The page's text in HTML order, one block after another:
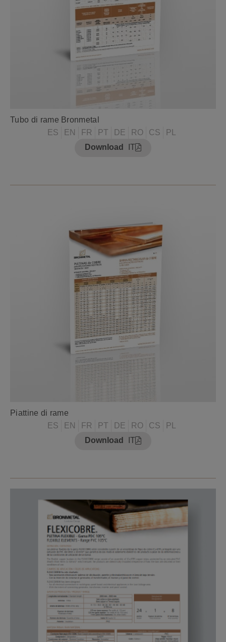
Tubo di rame Bronmetal
ES
EN FR PT DE RO CS
PL
Download
IT
Piattine di rame
ES
EN FR PT DE RO CS
PL
Download
IT